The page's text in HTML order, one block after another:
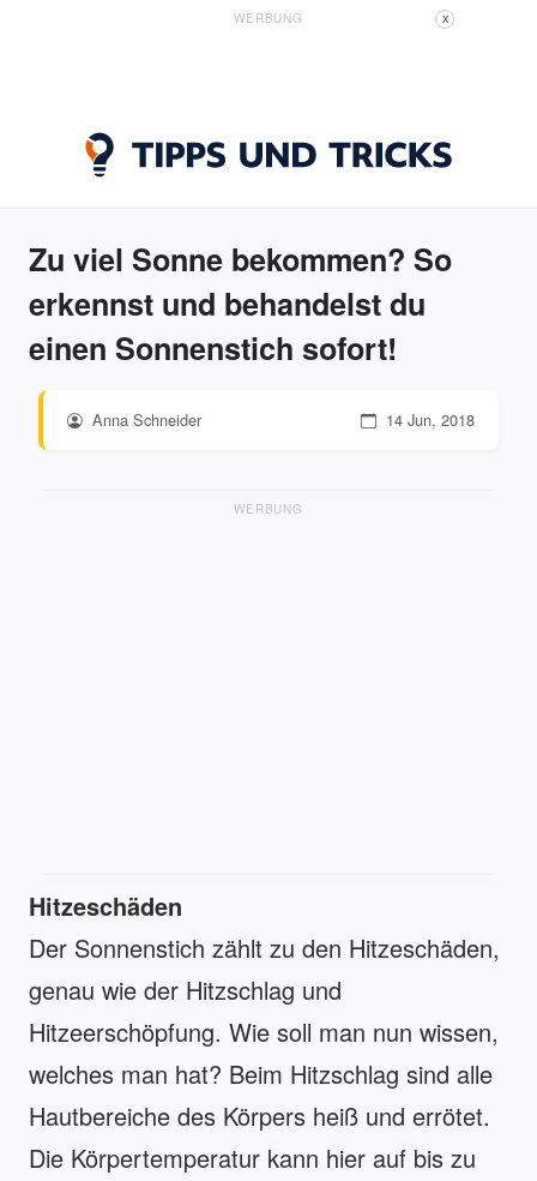
WERBUNG X
Zu viel Sonne bekommen? So
erkennst und behandelst du
einen Sonnenstich sofort!
Anna Schneider 14 Jun, 2018
WERBUNG
Hitzeschäden
Der Sonnenstich zählt zu den Hitzeschäden,
genau wie der Hitzschlag und
Hitzeerschöpfung. Wie soll man nun wissen,
welches man hat? Beim Hitzschlag sind alle
Hautbereiche des Körpers heiß und errötet.
Die Körpertemperatur kann hier auf bis zu